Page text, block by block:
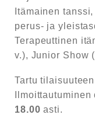
Itämainen
perus- ja
Terapeuttinen
v.), Junior Show
Tartu
18.00asti.